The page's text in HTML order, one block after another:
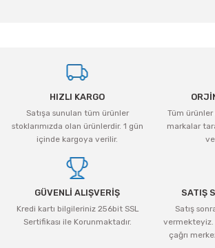
Ürün resmi kalitesiz, bozuk veya
Ürün açıklamasında eksik bilgiler bulunuyor.
Ürün bilgilerinde hatalar bulunuyor.
Ürün fiyatı diğer sitelerden daha pahalı.
Bu ürüne benzer farklı alternatifler olmalı.
HIZLI KARGO
Satışa sunulan tüm ürünler
stoklarımızda olan ürünlerdir. 1 gün
içinde kargoya verilir.
Tüm ürünler
markalar
GÜVENLİ ALIŞVERİŞ
Kredi kartı bilgileriniz 256bit SSL
Sertifikası ile Korunmaktadır.
SATIŞ
Satış
vermekteyiz.
çağrı